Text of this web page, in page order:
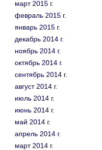
март 2015 г.
февраль 2015 г.
январь 2015 г.
декабрь 2014 г.
ноябрь 2014 г.
октябрь 2014 г.
сентябрь 2014 г.
август 2014 г.
июль 2014 г.
июнь 2014 г.
май 2014 г.
апрель 2014 г.
март 2014 г.